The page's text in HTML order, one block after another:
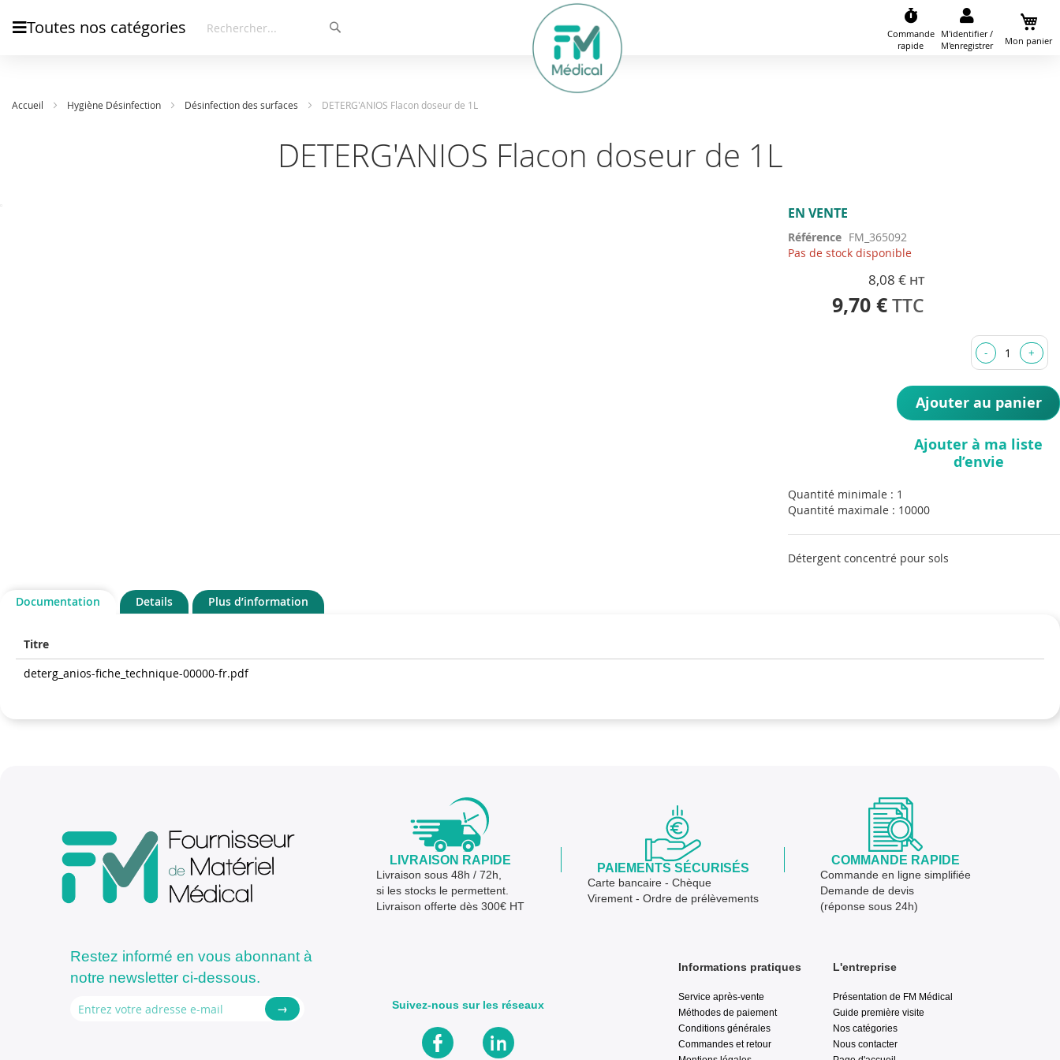
Toutes nos catégories
Commande
rapide
Mon panier
M'identifier /
M'enregistrer
Accueil Hygiène Désinfection Désinfection des surfaces DETERG'ANIOS Flacon doseur de 1L
DETERG'ANIOS Flacon doseur de 1L
EN VENTE
Référence FM_365092
Pas de stock disponible
8,08 €
9,70 €
Ajouter au panier
Ajouter à ma liste
d’envie
Quantité minimale : 1
Quantité maximale : 10000
Détergent concentré pour sols
Documentation
Titre
deterg_anios-fiche_technique-00000-fr.pdf
Details Plus d’information
LIVRAISON RAPIDE
Livraison sous 48h / 72h,
si les stocks le permettent.
Livraison offerte dès 300€ HT
PAIEMENTS SÉCURISÉS
Carte bancaire - Chèque
Virement - Ordre de prélèvements
COMMANDE RAPIDE
Commande en ligne simplifiée
Demande de devis
(réponse sous 24h)
Restez informé en vous abonnant à
notre newsletter ci-dessous.
→
Informations pratiques
Service après-vente
Méthodes de paiement
Conditions générales
Commandes et retour
L'entreprise
Présentation de FM Médical
Guide première visite
Nos catégories
Nous contacter
Suivez-nous sur les réseaux